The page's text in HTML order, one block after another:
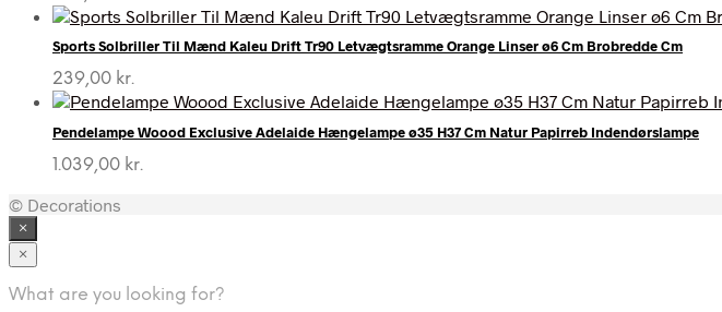
Sports Solbriller Til Mænd Kaleu Drift Tr90 Letvægtsramme Orange Linser ø6 Cm Brobredde Cm
239,00 kr.
Pendelampe Woood Exclusive Adelaide Hængelampe ø35 H37 Cm Natur Papirreb Indendørslampe
1.039,00 kr.
© Decorations
×
×
What are you looking for?